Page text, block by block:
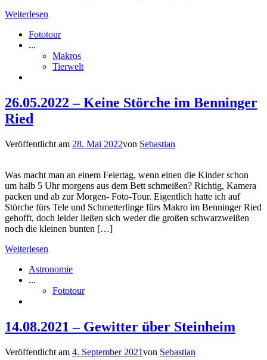
Weiterlesen
Fototour
...
Makros
Tierwelt
26.05.2022 – Keine Störche im Benninger
Ried
Veröffentlicht am 28. Mai 2022von Sebastian
Was macht man an einem Feiertag, wenn einen die Kinder schon
um halb 5 Uhr morgens aus dem Bett schmeißen? Richtig, Kamera
packen und ab zur Morgen- Foto-Tour. Eigentlich hatte ich auf
Störche fürs Tele und Schmetterlinge fürs Makro im Benninger Ried
gehofft, doch leider ließen sich weder die großen schwarzweißen
noch die kleinen bunten […]
Weiterlesen
Astronomie
...
Fototour
14.08.2021 – Gewitter über Steinheim
Veröffentlicht am 4. September 2021von Sebastian